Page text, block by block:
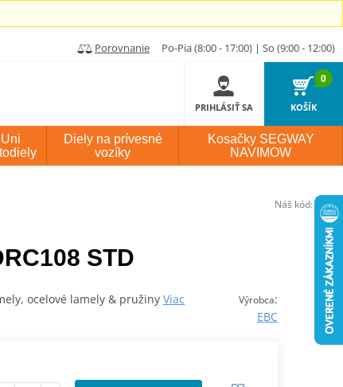
Porovnanie Po-Pia (8:00 - 17:00) | So (9:00 - 12:00)
PRIHLÁSIŤ SA
0
KOŠÍK
Uni
Diely na prívesné
vozíky
Kosačky SEGWAY
NAVIMOW
STD
Výrobca:
EBC
ocelové lamely & pružiny Viac
Náš kód: P1572